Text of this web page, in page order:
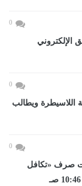
0
الإلكتروني
0
ويطالب
0
وآليات صرف «تكافل